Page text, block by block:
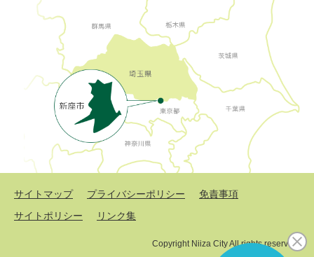
サイトマップ プライバシーポリシー
免責事項
サイトポリシー
リンク集
Copyright Niiza City All rights reserved.